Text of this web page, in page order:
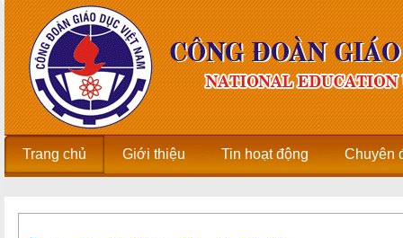
Trang chủ Giới thiệu Tin hoạt động Chuyên